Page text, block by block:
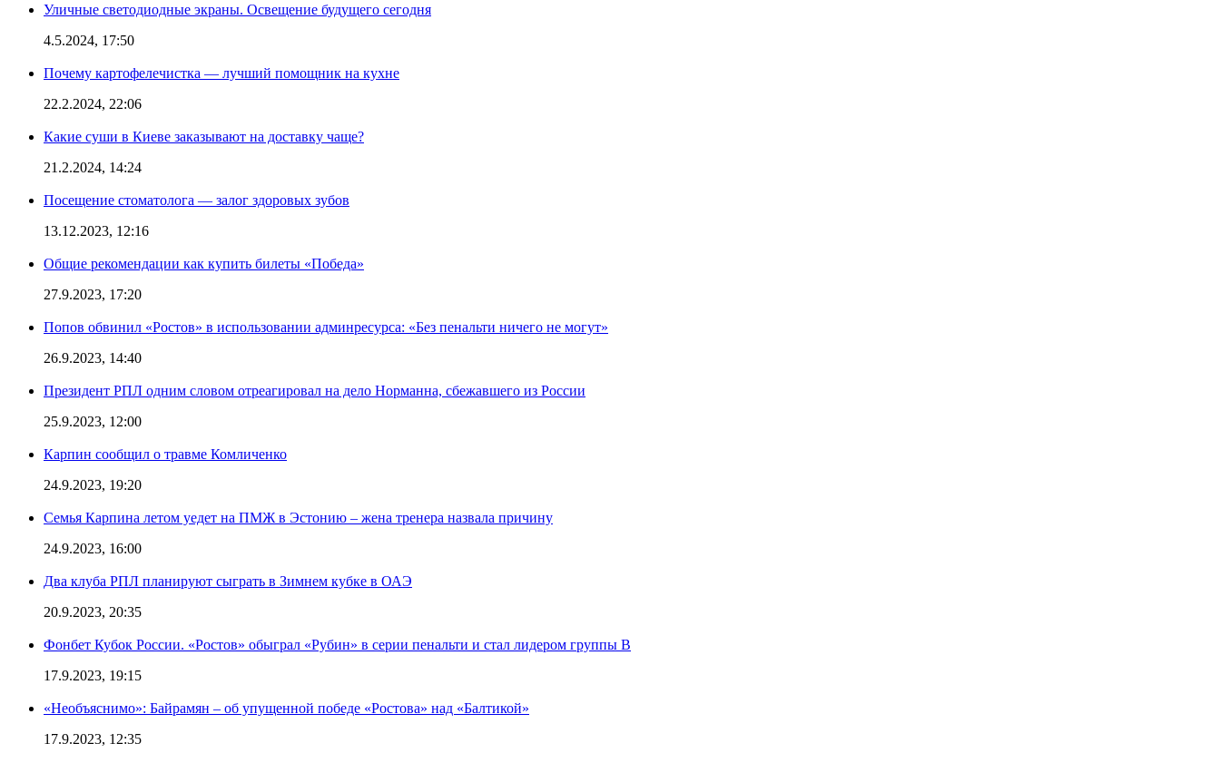
Уличные светодиодные экраны. Освещение будущего сегодня
4.5.2024, 17:50
Почему картофелечистка — лучший помощник на кухне
22.2.2024, 22:06
Какие суши в Киеве заказывают на доставку чаще?
21.2.2024, 14:24
Посещение стоматолога — залог здоровых зубов
13.12.2023, 12:16
Общие рекомендации как купить билеты «Победа»
27.9.2023, 17:20
Попов обвинил «Ростов» в использовании админресурса: «Без пенальти ничего не могут»
26.9.2023, 14:40
Президент РПЛ одним словом отреагировал на дело Норманна, сбежавшего из России
25.9.2023, 12:00
Карпин сообщил о травме Комличенко
24.9.2023, 19:20
Семья Карпина летом уедет на ПМЖ в Эстонию – жена тренера назвала причину
24.9.2023, 16:00
Два клуба РПЛ планируют сыграть в Зимнем кубке в ОАЭ
20.9.2023, 20:35
Фонбет Кубок России. «Ростов» обыграл «Рубин» в серии пенальти и стал лидером группы В
17.9.2023, 19:15
«Необъяснимо»: Байрамян – об упущенной победе «Ростова» над «Балтикой»
17.9.2023, 12:35